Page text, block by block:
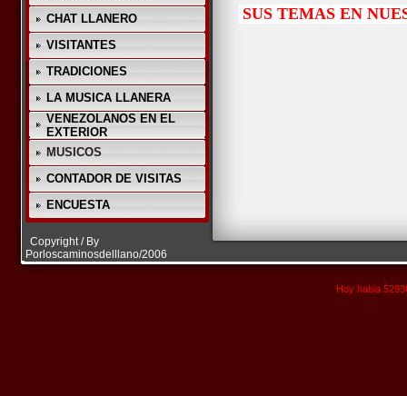
CHAT LLANERO
VISITANTES
TRADICIONES
LA MUSICA LLANERA
VENEZOLANOS EN EL
EXTERIOR
MUSICOS
CONTADOR DE VISITAS
ENCUESTA
Copyright / By
Porloscaminosdelllano/2006
SUS TEMAS EN
Hoy habia